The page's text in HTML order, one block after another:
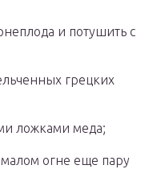
и потушить с
грецких
ложками меда;
огне еще пару